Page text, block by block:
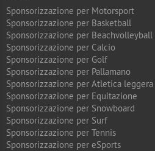
Sponsorizzazione per Motorsport
Sponsorizzazione per Basketball
Sponsorizzazione per Beachvolleyball
Sponsorizzazione per Calcio
Sponsorizzazione per Golf
Sponsorizzazione per Pallamano
Sponsorizzazione per Atletica leggera
Sponsorizzazione per Equitazione
Sponsorizzazione per Snowboard
Sponsorizzazione per Surf
Sponsorizzazione per Tennis
Sponsorizzazione per eSports